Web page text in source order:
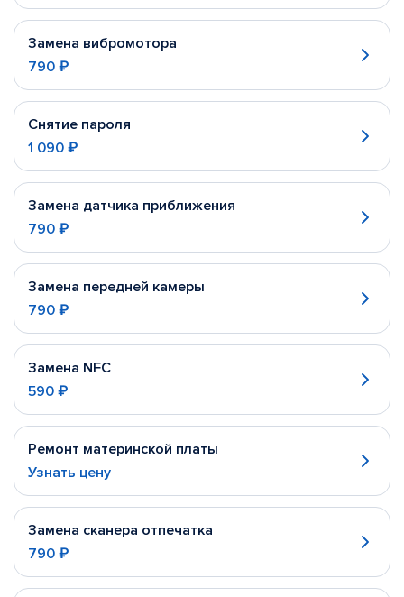
Замена вибромотора
790 ₽
Снятие пароля
1 090 ₽
Замена датчика приближения
790 ₽
Замена передней камеры
790 ₽
Замена NFC
590 ₽
Ремонт материнской платы
Узнать цену
Замена сканера отпечатка
790 ₽